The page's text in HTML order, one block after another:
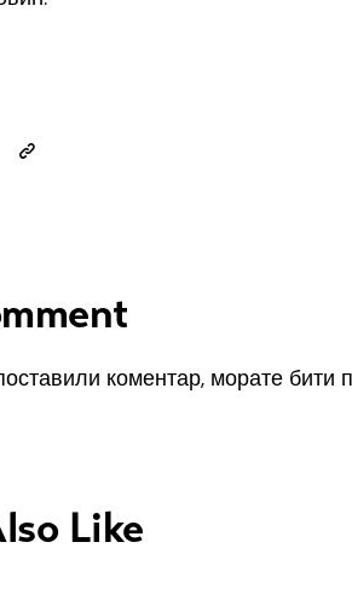
коментар, морате бити
Like